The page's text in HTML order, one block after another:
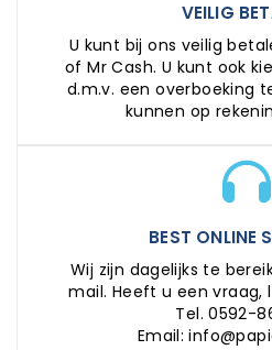
VEILIG
U kunt bij ons veilig
of Mr Cash. U kunt ook
d.m.v. een overboeking
kunnen op
BEST ONLINE
Wij zijn dagelijks te
mail. Heeft u een vraag,
Tel. 0592-
Email: